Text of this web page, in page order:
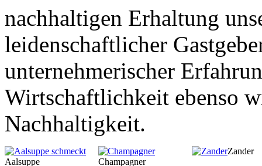
Geheimnisse, die
keine sind.
Für Liebhaber der einfachen und
regionalen Küche. Nachkochbar, aber
immer mit der besonderen Note.
nachhaltigen Erhaltung
leidenschaftlicher
unternehmerischer
Wirtschaftlichkeit ebenso
Nachhaltigkeit.
Aalsuppe Champagner
Zander